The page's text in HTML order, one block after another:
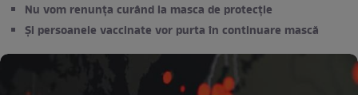
Nu vom renunța curând la masca de protecție
Și persoanele vaccinate vor purta în continuare mască